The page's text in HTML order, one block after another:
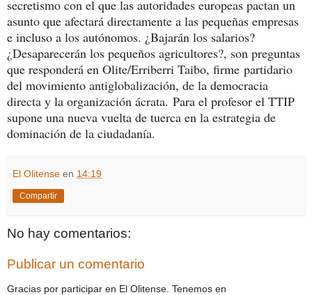
secretismo con el que las autoridades europeas pactan un
asunto que afectará directamente a las pequeñas empresas
e incluso a los autónomos. ¿Bajarán los salarios?
¿Desaparecerán los pequeños agricultores?, son preguntas
que responderá en Olite/Erriberri Taibo, firme partidario
del movimiento antiglobalización, de la democracia
directa y la organización ácrata. Para el profesor el TTIP
supone una nueva vuelta de tuerca en la estrategia de
dominación de la ciudadanía.
El Olitense en 14:19
Compartir
No hay comentarios:
Publicar un comentario
Gracias por participar en El Olitense. Tenemos en